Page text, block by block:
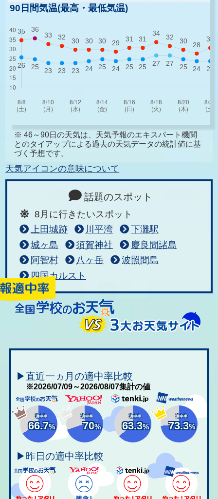
90日間気温(最高・最低気温)
※ 46～90日の天気は、天気予報のエキスパート機関
とのタイアップによる過去の天気データの統計値に基
づく予想です。
天気アイコンの意味について
話題のスポット
8月に行きたいスポット
上田城跡
川平湾
下灘駅
城ヶ島
須賀神社
慶良間諸島
阿智村
八ヶ岳
波照間島
四国カルスト
▶直近一ヵ月の適中率比較
※2026/07/09～2026/08/07集計の値
適中率
66.7%
適中率
70%
適中率
63.3%
適中率
73.3%
▶昨日の適中率比較